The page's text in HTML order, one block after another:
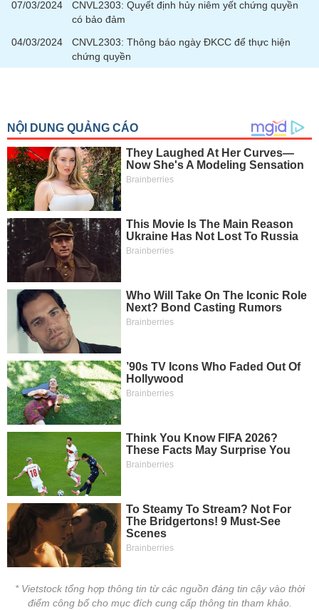
07/03/2024
CNVL2303: Quyết định hủy niêm yết chứng quyền
có bảo đảm
04/03/2024
CNVL2303: Thông báo ngày ĐKCC để thực hiện
chứng quyền
* Vietstock tổng hợp thông tin từ các nguồn đáng tin cậy vào thời
điểm công bố cho mục đích cung cấp thông tin tham khảo.